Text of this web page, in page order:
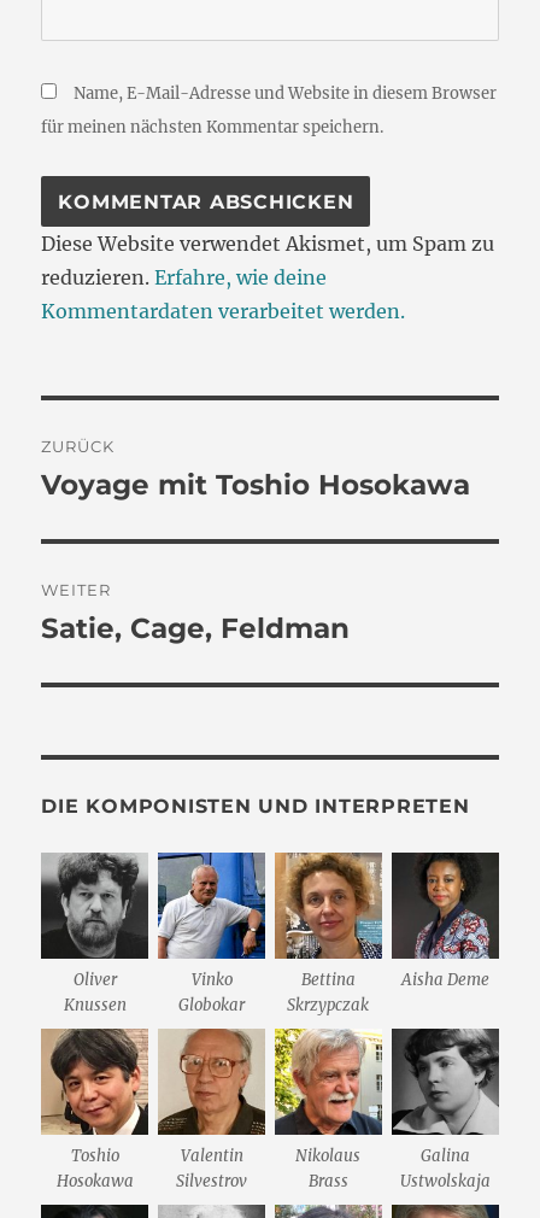
Name, E-Mail-Adresse und Website in diesem Browser
für meinen nächsten Kommentar speichern.
Diese Website verwendet Akismet, um Spam zu
reduzieren.Erfahre, wie deine
Kommentardaten verarbeitet werden.
ZURÜCK
Vorheriger
Voyage mit Toshio Hosokawa
WEITER
Nächster
Satie, Cage, Feldman
DIE KOMPONISTEN UND INTERPRETEN
Oliver
Knussen
Vinko
Globokar
Bettina
Skrzypczak
Aisha Deme
Toshio
Hosokawa
Valentin
Silvestrov
Nikolaus
Brass
Galina
Ustwolskaja